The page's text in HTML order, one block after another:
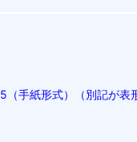
（手紙形式）（別記が表